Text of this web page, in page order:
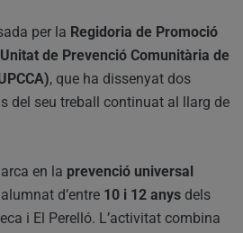
per la Regidoria de Promoció
Unitat de Prevenció Comunitària de
, que ha dissenyat dos
del seu treball continuat al llarg de
en la prevenció universal
d’entre 10 i 12 anys dels
i El Perelló. L’activitat combina